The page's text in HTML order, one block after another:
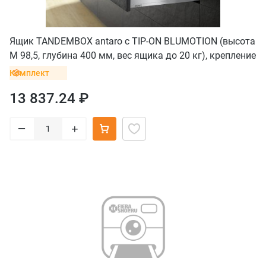
Ящик TANDEMBOX antaro с TIP-ON BLUMOTION (высота
М 98,5, глубина 400 мм, вес ящика до 20 кг), крепление
INSERTA, нержавеющая сталь
Комплект
13 837.24 ₽
– +